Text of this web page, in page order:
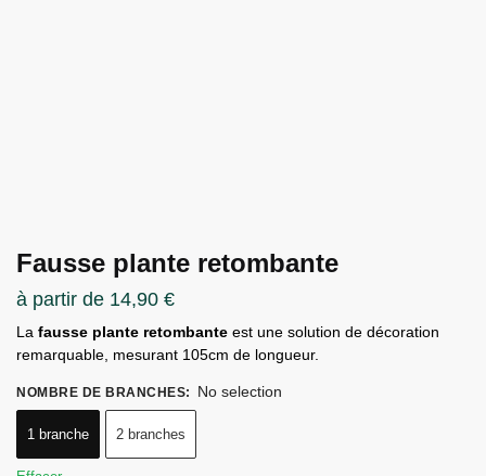
Fausse plante retombante
à partir de 14,90 €
La fausse plante retombante est une solution de décoration
remarquable, mesurant 105cm de longueur.
NOMBRE DE BRANCHES: No selection
1 branche 2 branches